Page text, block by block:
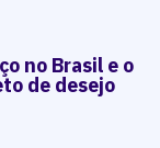
no Brasil e o
de desejo